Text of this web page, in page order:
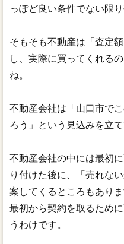
っぽど良い条件でない限り
そもそも不動産は「査定
し、実際に買ってくれる
ね。
不動産会社は「山口市で
ろう」という見込みを立
不動産会社の中には最初
り付けた後に、「売れな
案してくるところもありま
最初から契約を取るため
うわけです。